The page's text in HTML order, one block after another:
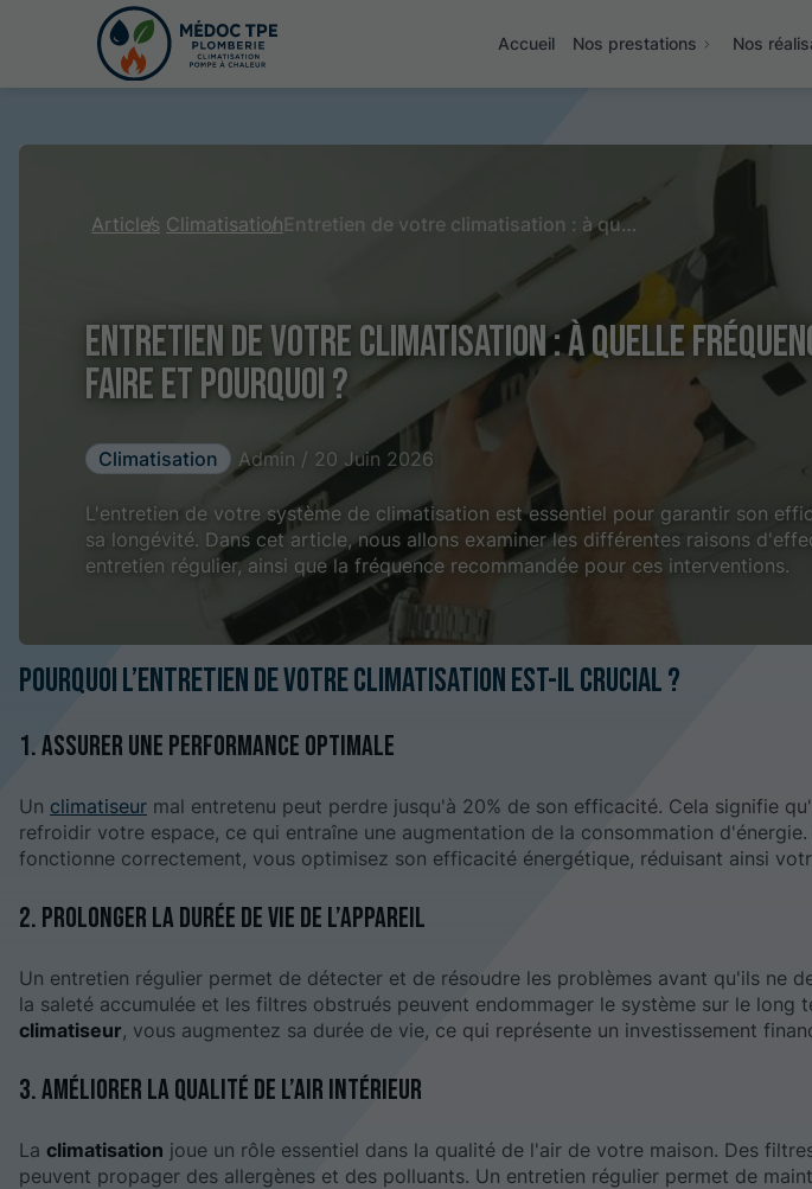
Accueil Nos prestations Nos
Articles Climatisation Entretien de votre climatisation : à quelle fréquence le faire et pourquoi ?
Entretien de votre climatisation : à quelle
faire et pourquoi ?
Climatisation Admin / 20 Juin 2026
L'entretien de votre système de climatisation est essentiel pour garantir son
sa longévité. Dans cet article, nous allons examiner les différentes raisons
entretien régulier, ainsi que la fréquence recommandée pour ces interventions.
Pourquoi l’entretien de votre climatisation est-il crucial ?
1. Assurer une performance optimale
Un climatiseur mal entretenu peut perdre jusqu'à 20% de son efficacité. Cela signifie
refroidir votre espace, ce qui entraîne une augmentation de la consommation
fonctionne correctement, vous optimisez son efficacité énergétique, réduisant ainsi
2. Prolonger la durée de vie de l’appareil
Un entretien régulier permet de détecter et de résoudre les problèmes avant qu'ils ne
la saleté accumulée et les filtres obstrués peuvent endommager le système sur le long
climatiseur, vous augmentez sa durée de vie, ce qui représente un investissement
3. Améliorer la qualité de l’air intérieur
La climatisation joue un rôle essentiel dans la qualité de l'air de votre maison. Des
peuvent propager des allergènes et des polluants. Un entretien régulier permet de